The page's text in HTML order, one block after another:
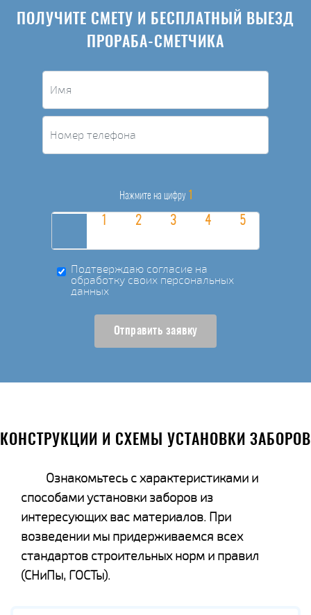
ПОЛУЧИТЕ СМЕТУ И БЕСПЛАТНЫЙ ВЫЕЗД
ПРОРАБА-СМЕТЧИКА
Нажмите на цифру 1
Подтверждаю согласие на
обработку своих персональных
данных
Отправить заявку
КОНСТРУКЦИИ И СХЕМЫ УСТАНОВКИ ЗАБОРОВ
Ознакомьтесь с характеристиками и
способами установки заборов из
интересующих вас материалов. При
возведении мы придерживаемся всех
стандартов строительных норм и правил
(СНиПы, ГОСТы).